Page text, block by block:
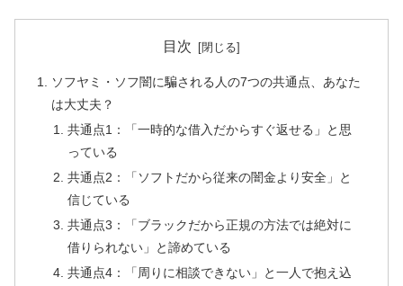
目次
ソフヤミ・ソフ闇に騙される人の7つの共通点、あなた
は大丈夫？
共通点1：「一時的な借入だからすぐ返せる」と思
っている
共通点2：「ソフトだから従来の闇金より安全」と
信じている
共通点3：「ブラックだから正規の方法では絶対に
借りられない」と諦めている
共通点4：「周りに相談できない」と一人で抱え込